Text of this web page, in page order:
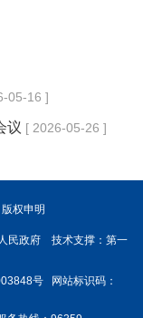
05-16 ]
议 [ 2026-05-26 ]
版权申明
民政府 技术支撑：第一
号网站标识码：